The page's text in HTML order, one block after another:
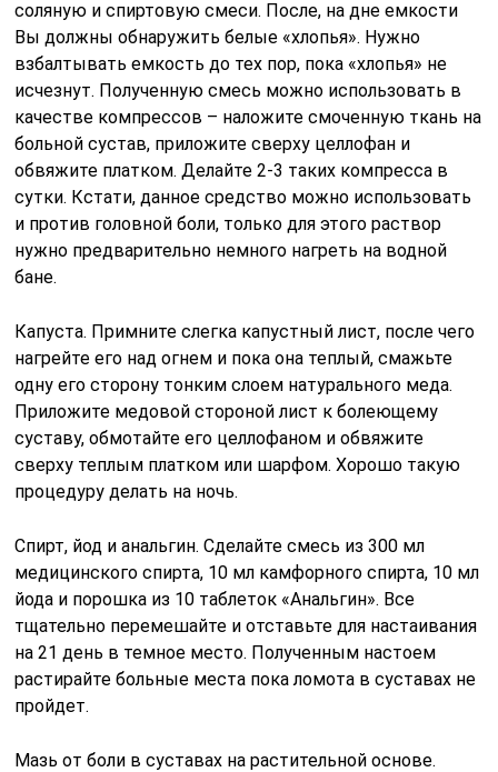
соляную и спиртовую смеси. После, на дне емкости
Вы должны обнаружить белые «хлопья». Нужно
взбалтывать емкость до тех пор, пока «хлопья» не
исчезнут. Полученную смесь можно использовать в
качестве компрессов – наложите смоченную ткань на
больной сустав, приложите сверху целлофан и
обвяжите платком. Делайте 2-3 таких компресса в
сутки. Кстати, данное средство можно использовать
и против головной боли, только для этого раствор
нужно предварительно немного нагреть на водной
бане.
Капуста. Примните слегка капустный лист, после чего
нагрейте его над огнем и пока она теплый, смажьте
одну его сторону тонким слоем натурального меда.
Приложите медовой стороной лист к болеющему
суставу, обмотайте его целлофаном и обвяжите
сверху теплым платком или шарфом. Хорошо такую
процедуру делать на ночь.
Спирт, йод и анальгин. Сделайте смесь из 300 мл
медицинского спирта, 10 мл камфорного спирта, 10 мл
йода и порошка из 10 таблеток «Анальгин». Все
тщательно перемешайте и отставьте для настаивания
на 21 день в темное место. Полученным настоем
растирайте больные места пока ломота в суставах не
пройдет.
Мазь от боли в суставах на растительной основе.